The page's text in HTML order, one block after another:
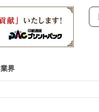
業界